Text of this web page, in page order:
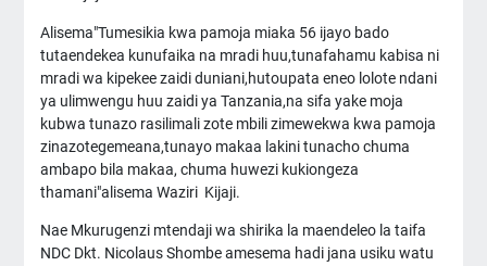
Alisema"Tumesikia kwa pamoja miaka 56 ijayo bado
tutaendekea kunufaika na mradi huu,tunafahamu kabisa ni
mradi wa kipekee zaidi duniani,hutoupata eneo lolote ndani
ya ulimwengu huu zaidi ya Tanzania,na sifa yake moja
kubwa tunazo rasilimali zote mbili zimewekwa kwa pamoja
zinazotegemeana,tunayo makaa lakini tunacho chuma
ambapo bila makaa, chuma huwezi kukiongeza
thamani"alisema Waziri Kijaji.
Nae Mkurugenzi mtendaji wa shirika la maendeleo la taifa
NDC Dkt. Nicolaus Shombe amesema hadi jana usiku watu